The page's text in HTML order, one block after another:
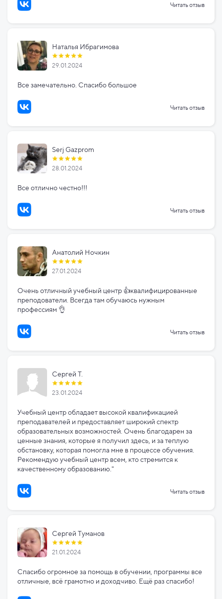
Читать отзыв
Наталья Ибрагимова
29.01.2024
Все замечательно. Спасибо большое
Читать отзыв
Serj Gazprom
28.01.2024
Все отлично честно!!!
Читать отзыв
Анатолий Ночкин
27.01.2024
Очень отличный учебный центр 👍квалифицированные
преподователи. Всегда там обучаюсь нужным
профессиям 👌
Читать отзыв
Сергей Т.
23.01.2024
Учебный центр обладает высокой квалификацией
преподавателей и предоставляет широкий спектр
образовательных возможностей. Очень благодарен за
ценные знания, которые я получил здесь, и за теплую
обстановку, которая помогла мне в процессе обучения.
Рекомендую учебный центр всем, кто стремится к
качественному образованию."
Читать отзыв
Сергей Туманов
21.01.2024
Спасибо огромное за помощь в обучении, программы все
отличные, всё грамотно и доходчиво. Ещё раз спасибо!